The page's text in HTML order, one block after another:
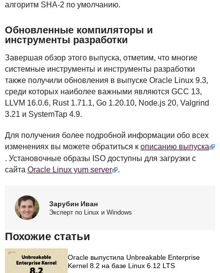
алгоритм SHA-2 по умолчанию.
Обновленные компиляторы и
инструменты разработки
Завершая обзор этого выпуска, отметим, что многие
системные инструменты и инструменты разработки
также получили обновления в выпуске Oracle Linux 9.3,
среди которых наиболее важными являются GCC 13,
LLVM 16.0.6, Rust 1.71.1, Go 1.20.10, Node.js 20, Valgrind
3.21 и SystemTap 4.9.
Для получения более подробной информации обо всех
изменениях вы можете обратиться к описанию выпуска
. Установочные образы ISO доступны для загрузки с
сайта Oracle Linux yum server .
Зарубин Иван
Эксперт по Linux и Windows
Похожие статьи
Oracle выпустила Unbreakable Enterprise
Kernel 8.2 на базе Linux 6.12 LTS